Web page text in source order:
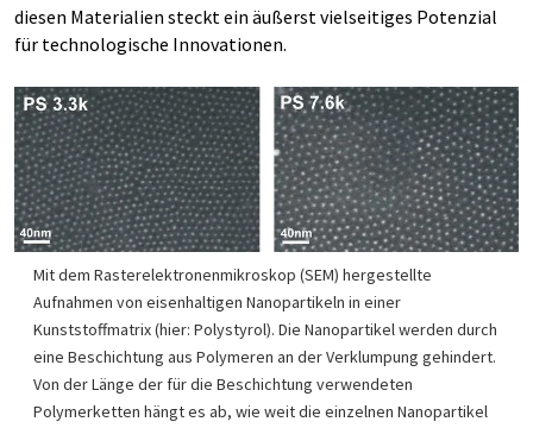
diesen Materialien steckt ein äußerst vielseitiges Potenzial
für technologische Innovationen.
Mit dem Rasterelektronenmikroskop (SEM) hergestellte
Aufnahmen von eisenhaltigen Nanopartikeln in einer
Kunststoffmatrix (hier: Polystyrol). Die Nanopartikel werden durch
eine Beschichtung aus Polymeren an der Verklumpung gehindert.
Von der Länge der für die Beschichtung verwendeten
Polymerketten hängt es ab, wie weit die einzelnen Nanopartikel